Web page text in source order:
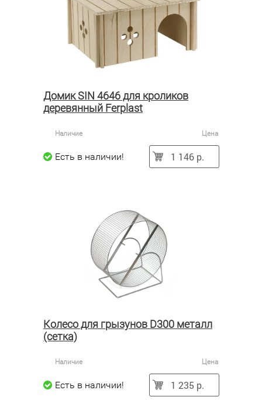
Домик SIN 4646 для кроликов
деревянный Ferplast
Наличие Цена
Есть в наличии! 1 146 р.
Колесо для грызунов D300 металл
(сетка)
Наличие Цена
Есть в наличии! 1 235 р.